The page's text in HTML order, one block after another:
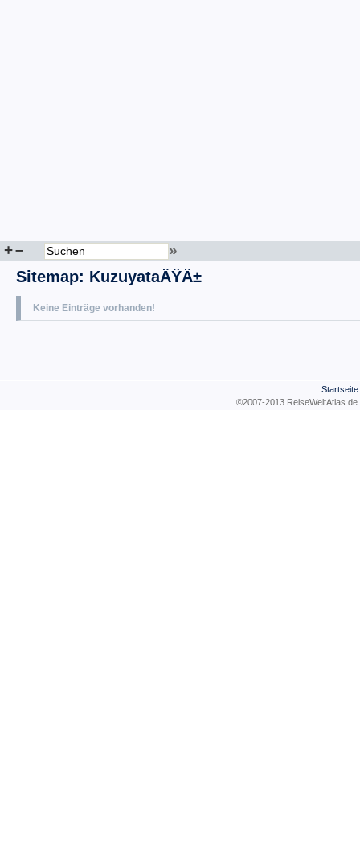
+– »
Sitemap: KuzuyataÄŸÄ±
Keine Einträge vorhanden!
Startseite
©2007-2013